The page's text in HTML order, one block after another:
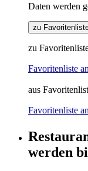
Daten werden
zu
zu
Favoritenliste
aus
Favoritenliste
werden